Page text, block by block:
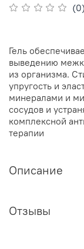
(0)
Гель
выведению
из организма.
упругость и
минералами и
сосудов и
комплексной
терапии
Описание
Отзывы